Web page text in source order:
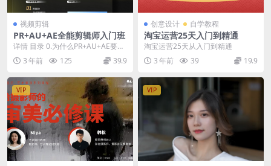
视频剪辑
PR+AU+AE全能剪辑师入门班
详情 目录 0.为什么PR+AU+AE要一
起学效果才好？00:04:10免费 1...
3 年前 125 39.9
创意设计 自学教程
淘宝运营25天入门到精通
淘宝运营25天从入门到精通
3 年前
39 19.9
VIP VIP